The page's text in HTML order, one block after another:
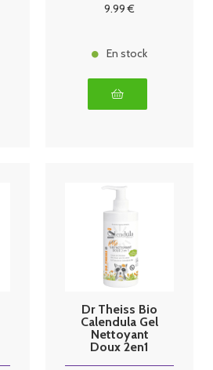
9.99 €
En stock
Dr Theiss Bio
Calendula Gel
Nettoyant
Doux 2en1